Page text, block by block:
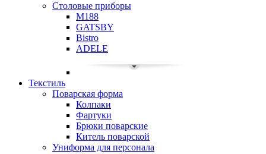
Столовые приборы
M188
GATSBY
Bistro
ADELE
Текстиль
Поварская форма
Колпаки
Фартуки
Брюки поварские
Китель поварской
Униформа для персонала